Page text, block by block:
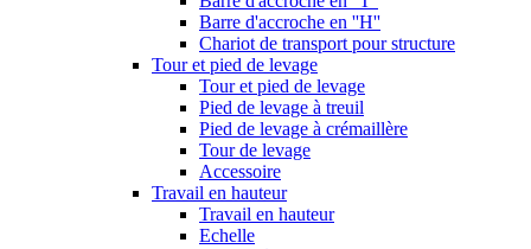
Barre d'accroche en ''H''
Chariot de transport pour structure
Tour et pied de levage
Tour et pied de levage
Pied de levage à treuil
Pied de levage à crémaillère
Tour de levage
Accessoire
Travail en hauteur
Travail en hauteur
Echelle